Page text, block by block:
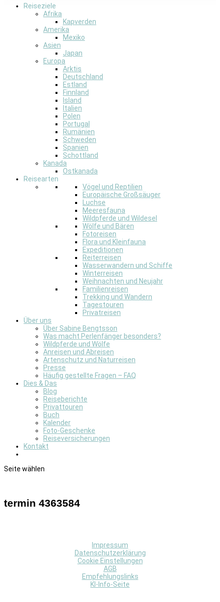
Reiseziele
Afrika
Kapverden
Amerika
Mexiko
Asien
Japan
Europa
Arktis
Deutschland
Estland
Finnland
Island
Italien
Polen
Portugal
Rumänien
Schweden
Spanien
Schottland
Kanada
Ostkanada
Reisearten
Vögel und Reptilien
Europäische Großsäuger
Luchse
Meeresfauna
Wildpferde und Wildesel
Wölfe und Bären
Fotoreisen
Flora und Kleinfauna
Expeditionen
Reiterreisen
Wasserwandern und Schiffe
Winterreisen
Weihnachten und Neujahr
Familienreisen
Trekking und Wandern
Tagestouren
Privatreisen
Über uns
Über Sabine Bengtsson
Was macht Perlenfänger besonders?
Wildpferde und Wölfe
Anreisen und Abreisen
Artenschutz und Naturreisen
Presse
Häufig gestellte Fragen – FAQ
Dies & Das
Blog
Reiseberichte
Privattouren
Buch
Kalender
Foto-Geschenke
Reiseversicherungen
Kontakt
Seite wählen
termin 4363584
Impressum
Datenschutzerklärung
Cookie Einstellungen
AGB
Empfehlungslinks
KI-Info-Seite